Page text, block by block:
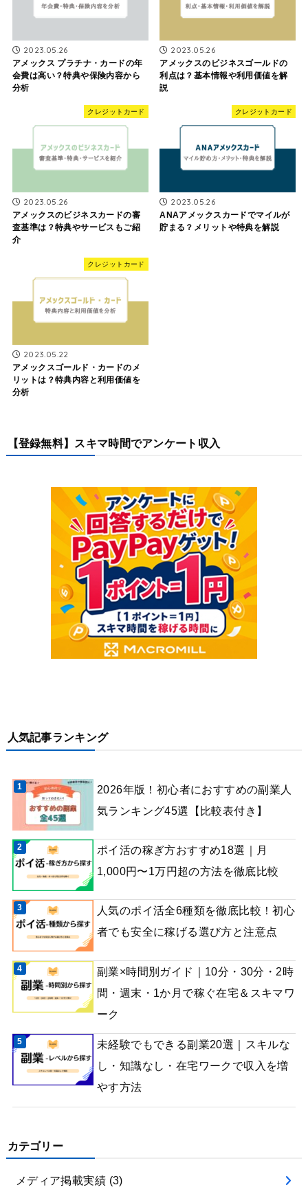
2023.05.26
アメックス プラチナ・カードの年
会費は高い？特典や保険内容から
分析
2023.05.26
アメックスのビジネスゴールドの
利点は？基本情報や利用価値を解
説
クレジットカード
2023.05.26
アメックスのビジネスカードの審
査基準は？特典やサービスもご紹
介
クレジットカード
2023.05.26
ANAアメックスカードでマイルが
貯まる？メリットや特典を解説
クレジットカード
2023.05.22
アメックスゴールド・カードのメ
リットは？特典内容と利用価値を
分析
【登録無料】スキマ時間でアンケート収入
人気記事ランキング
2026年版！初心者におすすめの副業人
気ランキング45選【比較表付き】
ポイ活の稼ぎ方おすすめ18選｜月
1,000円〜1万円超の方法を徹底比較
人気のポイ活全6種類を徹底比較！初心
者でも安全に稼げる選び方と注意点
副業×時間別ガイド｜10分・30分・2時
間・週末・1か月で稼ぐ在宅＆スキマワ
ーク
未経験でもできる副業20選｜スキルな
し・知識なし・在宅ワークで収入を増
やす方法
カテゴリー
メディア掲載実績 (3)